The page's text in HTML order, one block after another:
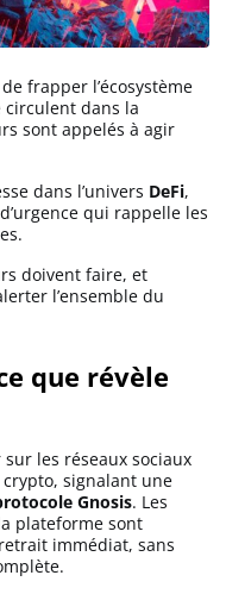
frapper l’écosystème
circulent dans la
sont appelés à agir
dans l’univers DeFi,
qui rappelle les
doivent faire, et
l’ensemble du
que révèle
les réseaux sociaux
signalant une
Gnosis. Les
plateforme sont
immédiat, sans